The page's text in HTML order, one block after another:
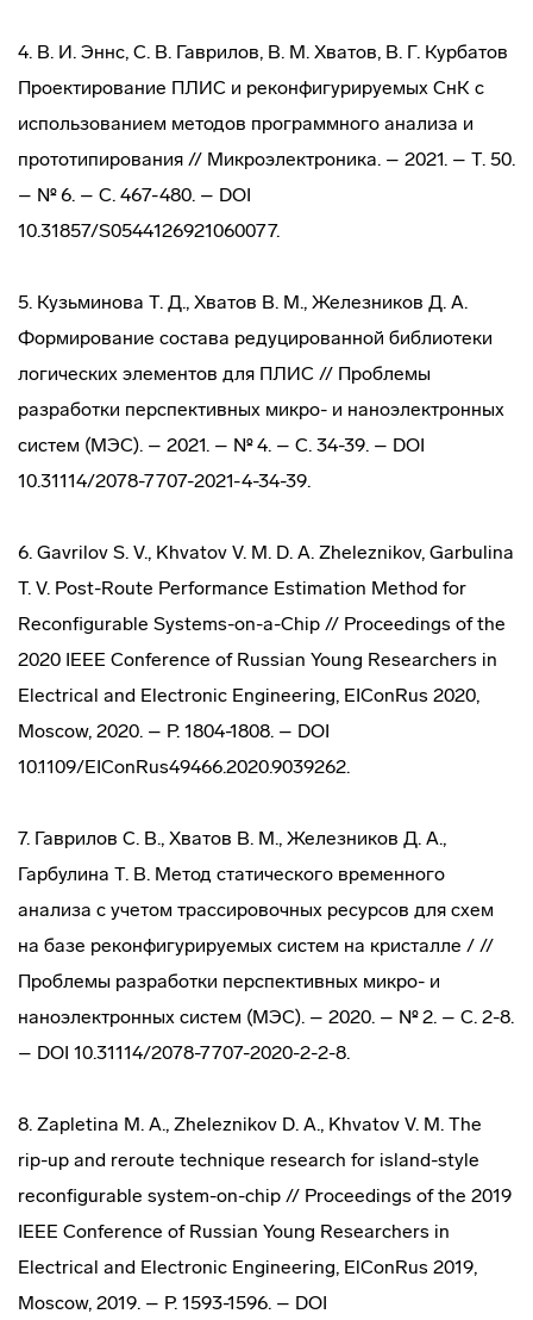
4. В. И. Эннс, С. В. Гаврилов, В. М. Хватов, В. Г. Курбатов
Проектирование ПЛИС и реконфигурируемых СнК с
использованием методов программного анализа и
прототипирования // Микроэлектроника. – 2021. – Т. 50.
– № 6. – С. 467-480. – DOI
10.31857/S0544126921060077.
5. Кузьминова Т. Д., Хватов В. М., Железников Д. А.
Формирование состава редуцированной библиотеки
логических элементов для ПЛИС // Проблемы
разработки перспективных микро- и наноэлектронных
систем (МЭС). – 2021. – № 4. – С. 34-39. – DOI
10.31114/2078-7707-2021-4-34-39.
6. Gavrilov S. V., Khvatov V. M. D. A. Zheleznikov, Garbulina
T. V. Post-Route Performance Estimation Method for
Reconfigurable Systems-on-a-Chip // Proceedings of the
2020 IEEE Conference of Russian Young Researchers in
Electrical and Electronic Engineering, EIConRus 2020,
Moscow, 2020. – P. 1804-1808. – DOI
10.1109/EIConRus49466.2020.9039262.
7. Гаврилов С. В., Хватов В. М., Железников Д. А.,
Гарбулина Т. В. Метод статического временного
анализа с учетом трассировочных ресурсов для схем
на базе реконфигурируемых систем на кристалле / //
Проблемы разработки перспективных микро- и
наноэлектронных систем (МЭС). – 2020. – № 2. – С. 2-8.
– DOI 10.31114/2078-7707-2020-2-2-8.
8. Zapletina M. A., Zheleznikov D. A., Khvatov V. M. The
rip-up and reroute technique research for island-style
reconfigurable system-on-chip // Proceedings of the 2019
IEEE Conference of Russian Young Researchers in
Electrical and Electronic Engineering, ElConRus 2019,
Moscow, 2019. – P. 1593-1596. – DOI